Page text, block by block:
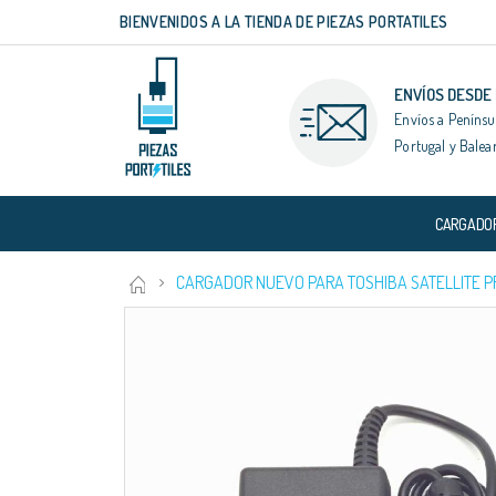
contenido
BIENVENIDOS A LA TIENDA DE PIEZAS PORTATILES
ENVÍOS
Envíos a
Portugal y
CARGADOR NUEVO PARA TOSHIBA SATELLITE